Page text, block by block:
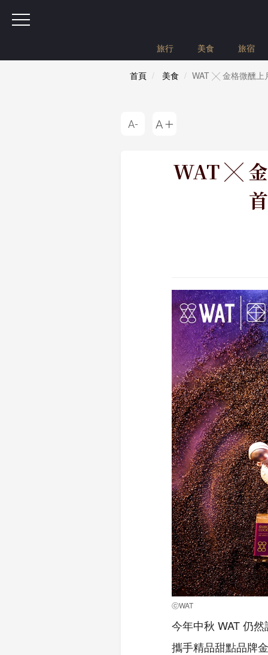
旅行 美食 旅宿
首頁 美食 WAT ╳ 金格微醺上
WAT ╳ 金
ⓒWAT
今年中秋 WAT 仍
攜手精品甜點品牌